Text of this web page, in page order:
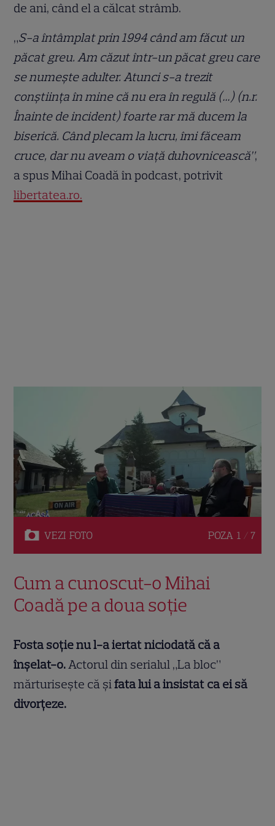
de ani, când el a călcat strâmb.
„S-a întâmplat prin 1994 când am făcut un
păcat greu. Am căzut într-un păcat greu care
se numește adulter. Atunci s-a trezit
conștiința în mine că nu era în regulă (…) (n.r.
Înainte de incident) foarte rar mă ducem la
biserică. Când plecam la lucru, îmi făceam
cruce, dar nu aveam o viață duhovnicească”,
a spus Mihai Coadă în podcast, potrivit
libertatea.ro.
VEZI FOTO POZA 1 / 7
Cum a cunoscut-o Mihai
Coadă pe a doua soție
Fosta soție nu l-a iertat niciodată că a
înșelat-o.Actorul din serialul „La bloc”
mărturisește că șifata lui a insistat ca ei să
divorțeze.